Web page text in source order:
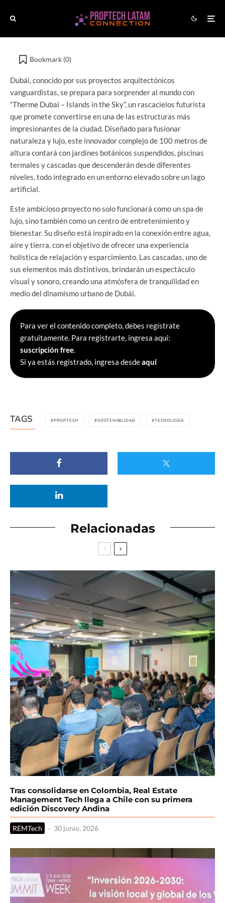
El rascacielos futurista
con cascadas y jardines
flotantes que
transformará Dubái
Bookmark (0)
Dubái, conocido por sus proyectos arquitectónicos
vanguardistas, se prepara para sorprender al mundo con
“Therme Dubai – Islands in the Sky”, un rascacielos futurista
que promete convertirse en una de las estructuras más
impresionantes de la ciudad. Diseñado para fusionar
naturaleza y lujo, este innovador complejo de 100 metros de
altura contará con jardines botánicos suspendidos, piscinas
termales y cascadas que descenderán desde diferentes
niveles, todo integrado en un entorno elevado sobre un lago
artificial.
Este ambicioso proyecto no solo funcionará como un spa de
lujo, sino también como un centro de entretenimiento y
bienestar. Su diseño está inspirado en la conexión entre agua,
aire y tierra, con el objetivo de ofrecer una experiencia
holística de relajación y esparcimiento. Las cascadas, uno de
sus elementos más distintivos, brindarán un espectáculo
visual y sonoro, creando una atmósfera de tranquilidad en
medio del dinamismo urbano de Dubái.
Para ver el contenido completo, debes regístrate
gratuitamente. Para registrarte, ingresa aquí:
suscripción free
Si ya estás registrado, ingresa desdeaquí
TAGS PROPTECH SOSTENIBILIDAD TECNOLOGÍA
Relacionadas
Tras consolidarse en Colombia, Real Estate
Management Tech llega a Chile con su primera
edición Discovery Andina
REMTech · 30 junio, 2026